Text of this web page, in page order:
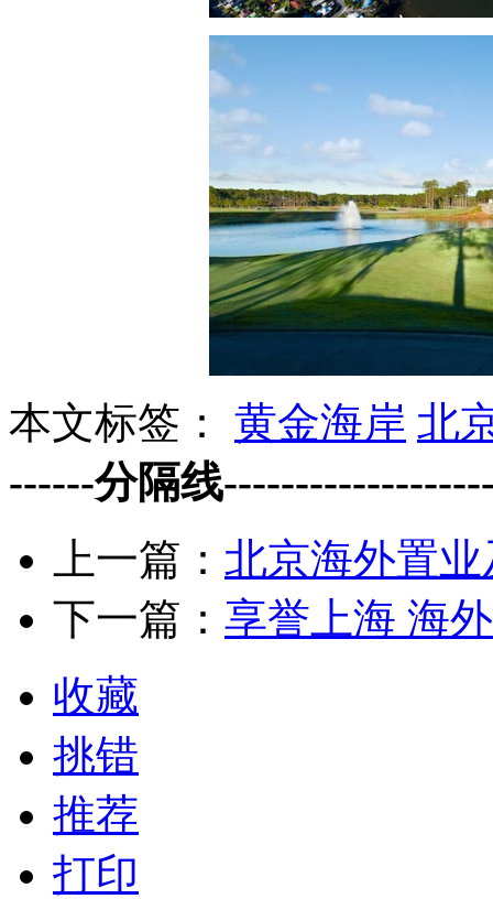
本文标签： 黄金海岸 北
------分隔线
上一篇： 北京海外置
下一篇： 享誉上海 海
收藏
挑错
推荐
打印